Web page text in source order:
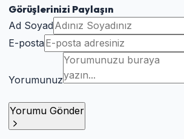
Görüşlerinizi Paylaşın
Ad Soyad
E-posta
Yorumunuz
Yorumu Gönder